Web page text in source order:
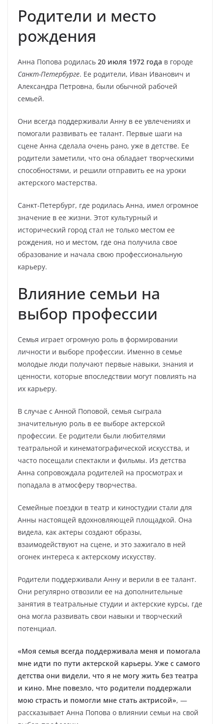
Родители и место
рождения
Анна Попова родилась 20 июля 1972 года в городе
Санкт-Петербурге. Ее родители, Иван Иванович и
Александра Петровна, были обычной рабочей
семьей.
Они всегда поддерживали Анну в ее увлечениях и
помогали развивать ее талант. Первые шаги на
сцене Анна сделала очень рано, уже в детстве. Ее
родители заметили, что она обладает творческими
способностями, и решили отправить ее на уроки
актерского мастерства.
Санкт-Петербург, где родилась Анна, имел огромное
значение в ее жизни. Этот культурный и
исторический город стал не только местом ее
рождения, но и местом, где она получила свое
образование и начала свою профессиональную
карьеру.
Влияние семьи на
выбор профессии
Семья играет огромную роль в формировании
личности и выборе профессии. Именно в семье
молодые люди получают первые навыки, знания и
ценности, которые впоследствии могут повлиять на
их карьеру.
В случае с Анной Поповой, семья сыграла
значительную роль в ее выборе актерской
профессии. Ее родители были любителями
театральной и кинематографической искусства, и
часто посещали спектакли и фильмы. Из детства
Анна сопровождала родителей на просмотрах и
попадала в атмосферу творчества.
Семейные поездки в театр и киностудии стали для
Анны настоящей вдохновляющей площадкой. Она
видела, как актеры создают образы,
взаимодействуют на сцене, и это зажигало в ней
огонек интереса к актерскому искусству.
Родители поддерживали Анну и верили в ее талант.
Они регулярно отвозили ее на дополнительные
занятия в театральные студии и актерские курсы, где
она могла развивать свои навыки и творческий
потенциал.
«Моя семья всегда поддерживала меня и помогала
мне идти по пути актерской карьеры. Уже с самого
детства они видели, что я не могу жить без театра
и кино. Мне повезло, что родители поддержали
мою страсть и помогли мне стать актрисой», —
рассказывает Анна Попова о влиянии семьи на свой